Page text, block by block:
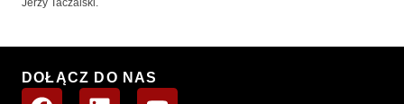
Jerzy Taczalski.
DOŁĄCZ DO NAS